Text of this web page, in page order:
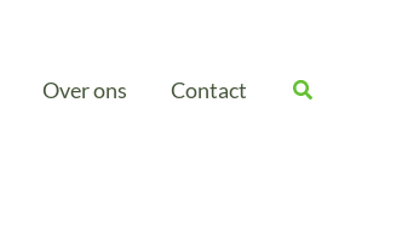
Over ons Contact